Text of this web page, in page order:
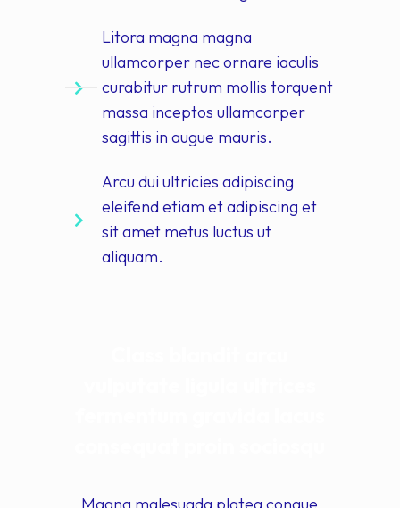
Litora magna magna
ullamcorper nec ornare iaculis
curabitur rutrum mollis torquent
massa inceptos ullamcorper
sagittis in augue mauris.
Arcu dui ultricies adipiscing
eleifend etiam et adipiscing et
sit amet metus luctus ut
aliquam.